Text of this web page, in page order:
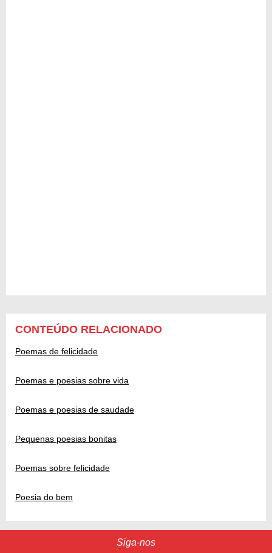
CONTEÚDO RELACIONADO
Poemas de felicidade
Poemas e poesias sobre vida
Poemas e poesias de saudade
Pequenas poesias bonitas
Poemas sobre felicidade
Poesia do bem
Siga-nos